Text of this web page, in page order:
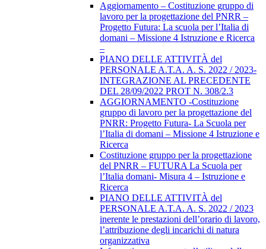
Aggiornamento – Costituzione gruppo di
lavoro per la progettazione del PNRR –
Progetto Futura: La scuola per l’Italia di
domani – Missione 4 Istruzione e Ricerca
–
PIANO DELLE ATTIVITÀ del
PERSONALE A.T.A. A. S. 2022 / 2023-
INTEGRAZIONE AL PRECEDENTE
DEL 28/09/2022 PROT N. 308/2.3
AGGIORNAMENTO -Costituzione
gruppo di lavoro per la progettazione del
PNRR: Progetto Futura- La Scuola per
l’Italia di domani – Missione 4 Istruzione e
Ricerca
Costituzione gruppo per la progettazione
del PNRR – FUTURA La Scuola per
l’Italia domani- Misura 4 – Istruzione e
Ricerca
PIANO DELLE ATTIVITÀ del
PERSONALE A.T.A. A. S. 2022 / 2023
inerente le prestazioni dell’orario di lavoro,
l’attribuzione degli incarichi di natura
organizzativa